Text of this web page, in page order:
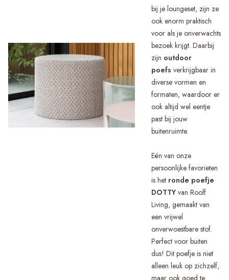
bij je loungeset, zijn ze
ook enorm praktisch
voor als je onverwachts
bezoek krijgt. Daarbij
zijn outdoor
poefs verkrijgbaar in
diverse vormen en
formaten, waardoor er
ook altijd wel eentje
past bij jouw
buitenruimte.
Eén van onze
persoonlijke favorieten
is het ronde poefje
DOTTY van Roolf
Living, gemaakt van
een vrijwel
onverwoestbare stof.
Perfect voor buiten
dus! Dit poefje is niet
alleen leuk op zichzelf,
maar ook goed te